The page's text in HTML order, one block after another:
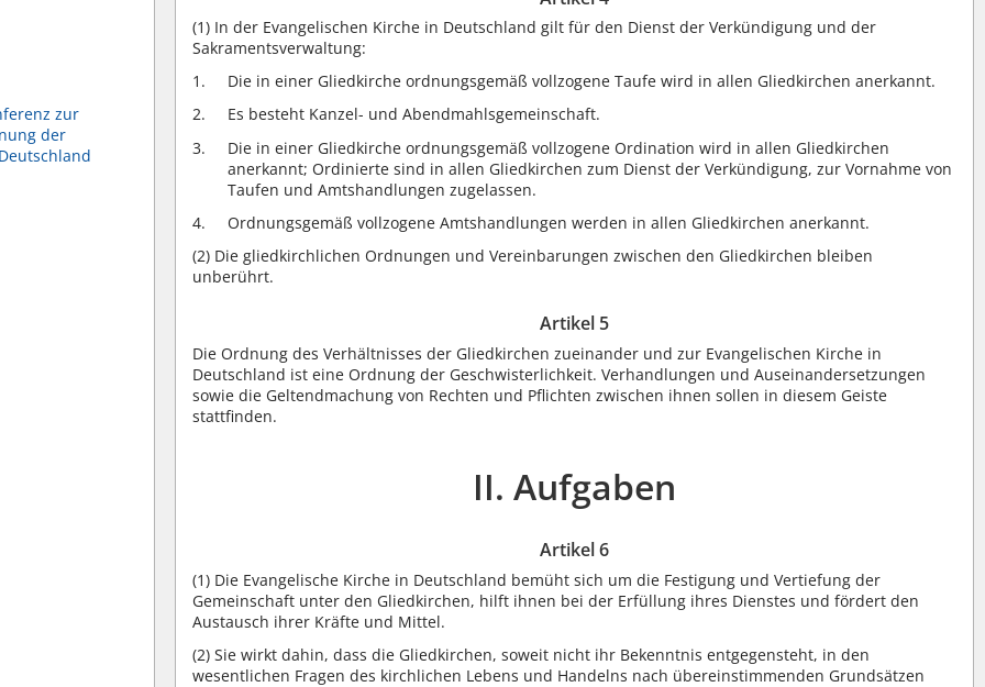
zur
der
(1) In der Evangelischen Kirche in Deutschland gilt für den Dienst der Verkündigung und der
Sakramentsverwaltung:
Die in einer Gliedkirche ordnungsgemäß vollzogene Taufe wird in allen Gliedkirchen anerkannt.
Es besteht Kanzel- und Abendmahlsgemeinschaft.
Die in einer Gliedkirche ordnungsgemäß vollzogene Ordination wird in allen Gliedkirchen
anerkannt; Ordinierte sind in allen Gliedkirchen zum Dienst der Verkündigung, zur Vornahme von
Taufen und Amtshandlungen zugelassen.
Ordnungsgemäß vollzogene Amtshandlungen werden in allen Gliedkirchen anerkannt.
(2) Die gliedkirchlichen Ordnungen und Vereinbarungen zwischen den Gliedkirchen bleiben
unberührt.
Artikel 5
Die Ordnung des Verhältnisses der Gliedkirchen zueinander und zur Evangelischen Kirche in
Deutschland ist eine Ordnung der Geschwisterlichkeit. Verhandlungen und Auseinandersetzungen
sowie die Geltendmachung von Rechten und Pflichten zwischen ihnen sollen in diesem Geiste
stattfinden.
II. Aufgaben
Artikel 6
(1) Die Evangelische Kirche in Deutschland bemüht sich um die Festigung und Vertiefung der
Gemeinschaft unter den Gliedkirchen, hilft ihnen bei der Erfüllung ihres Dienstes und fördert den
Austausch ihrer Kräfte und Mittel.
(2) Sie wirkt dahin, dass die Gliedkirchen, soweit nicht ihr Bekenntnis entgegensteht, in den
wesentlichen Fragen des kirchlichen Lebens und Handelns nach übereinstimmenden Grundsätzen